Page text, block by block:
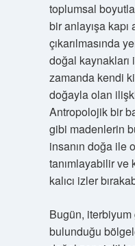
toplumsal
bir anlayışa
çıkarılmasında
doğal kaynakları
zamanda kendi
doğayla olan
Antropolojik bir
gibi madenlerin
insanın doğa ile
tanımlayabilir ve
kalıcı izler
Bugün,
bulunduğu